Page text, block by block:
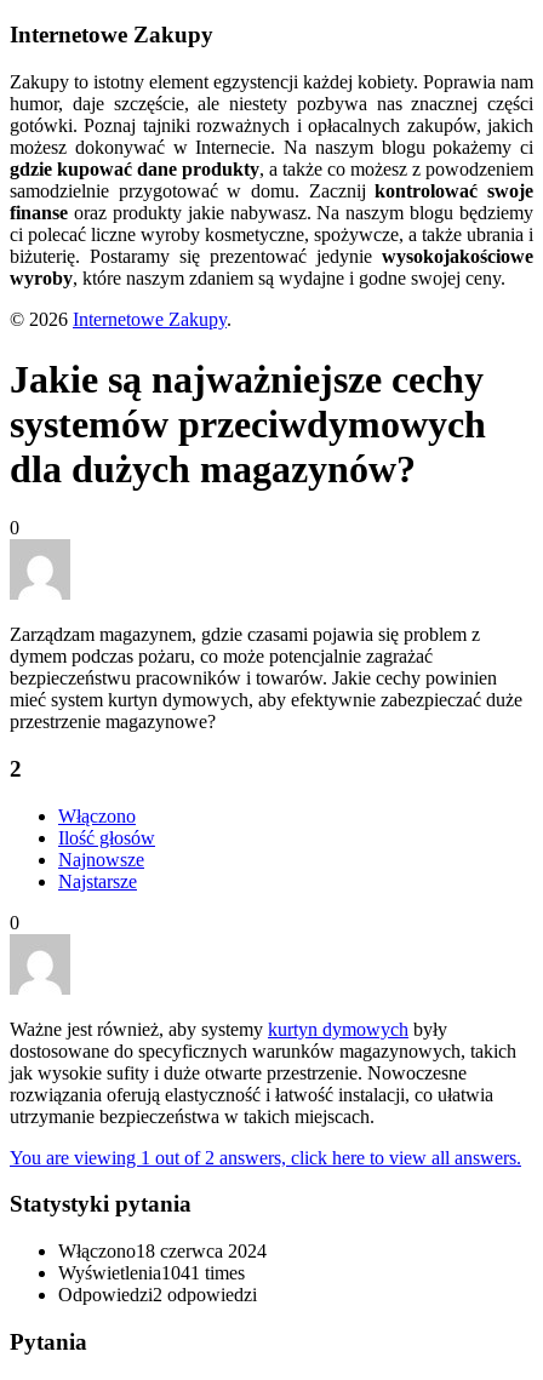
Internetowe Zakupy
Zakupy to istotny element egzystencji każdej kobiety. Poprawia nam
humor, daje szczęście, ale niestety pozbywa nas znacznej części
gotówki. Poznaj tajniki rozważnych i opłacalnych zakupów, jakich
możesz dokonywać w Internecie. Na naszym blogu pokażemy ci
gdzie kupować dane produkty, a także co możesz z powodzeniem
samodzielnie przygotować w domu. Zacznijkontrolować swoje
finanse oraz produkty jakie nabywasz. Na naszym blogu będziemy
ci polecać liczne wyroby kosmetyczne, spożywcze, a także ubrania i
biżuterię. Postaramy się prezentować jedynie wysokojakościowe
wyroby, które naszym zdaniem są wydajne i godne swojej ceny.
© 2026 Internetowe Zakupy.
Jakie są najważniejsze cechy
systemów przeciwdymowych
dla dużych magazynów?
0
Zarządzam magazynem, gdzie czasami pojawia się problem z
dymem podczas pożaru, co może potencjalnie zagrażać
bezpieczeństwu pracowników i towarów. Jakie cechy powinien
mieć system kurtyn dymowych, aby efektywnie zabezpieczać duże
przestrzenie magazynowe?
2
Włączono
Ilość głosów
Najnowsze
Najstarsze
0
Ważne jest również, aby systemy kurtyn dymowych były
dostosowane do specyficznych warunków magazynowych, takich
jak wysokie sufity i duże otwarte przestrzenie. Nowoczesne
rozwiązania oferują elastyczność i łatwość instalacji, co ułatwia
utrzymanie bezpieczeństwa w takich miejscach.
You are viewing 1 out of 2 answers, click here to view all answers.
Statystyki pytania
Włączono18 czerwca 2024
Wyświetlenia1041 times
Odpowiedzi2 odpowiedzi
Pytania